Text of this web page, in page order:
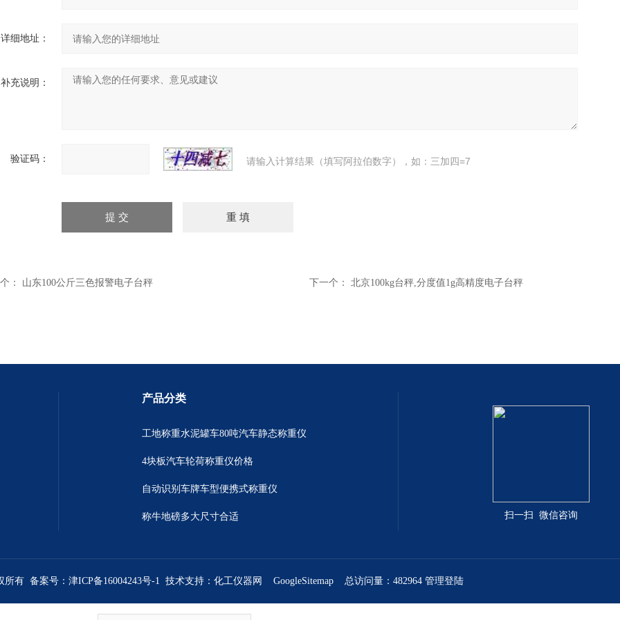
详细地址：
补充说明：
验证码： 请输入计算结果（填写阿拉伯数字），如：三加四=7
： 山东100公斤三色报警电子台秤 下一个： 北京100kg台秤,分度值1g高精度电子台秤
产品分类
工地称重水泥罐车80吨汽车静态称重仪
4块板汽车轮荷称重仪价格
自动识别车牌车型便携式称重仪
称牛地磅多大尺寸合适 扫一扫 微信咨询
所有 备案号： 津ICP备16004243号-1 技术支持： 化工仪器网 GoogleSitemap 总访问量：482964 管理登陆